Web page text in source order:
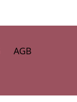
AGB